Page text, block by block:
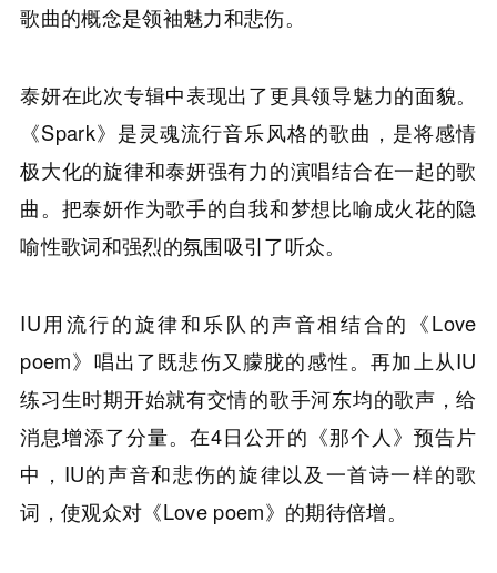
歌曲的概念是领袖魅力和悲伤。
泰妍在此次专辑中表现出了更具领导魅力的面貌。
《Spark》是灵魂流行音乐风格的歌曲，是将感情
极大化的旋律和泰妍强有力的演唱结合在一起的歌
曲。把泰妍作为歌手的自我和梦想比喻成火花的隐
喻性歌词和强烈的氛围吸引了听众。
IU用流行的旋律和乐队的声音相结合的《Love
poem》唱出了既悲伤又朦胧的感性。再加上从IU
练习生时期开始就有交情的歌手河东均的歌声，给
消息增添了分量。在4日公开的《那个人》预告片
中，IU的声音和悲伤的旋律以及一首诗一样的歌
词，使观众对《Love poem》的期待倍增。